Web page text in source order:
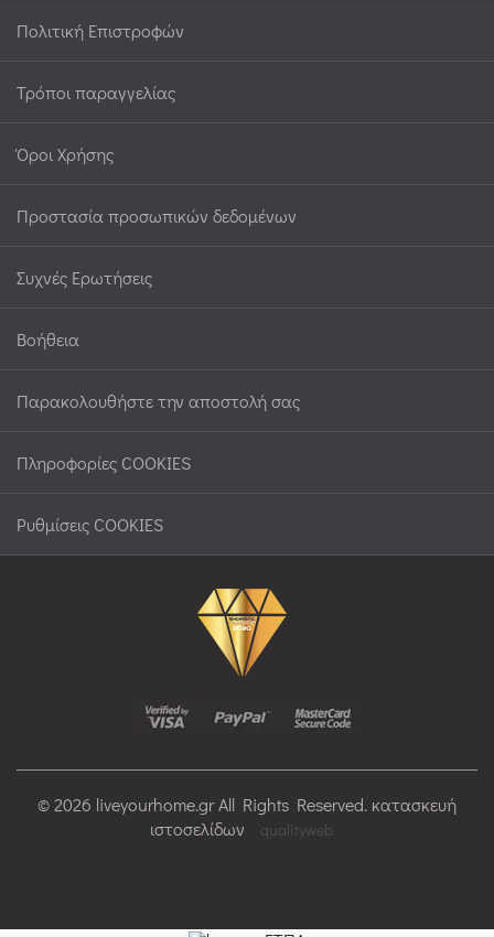
Πολιτική Επιστροφών
Τρόποι παραγγελίας
Όροι Χρήσης
Προστασία προσωπικών δεδομένων
Συχνές Ερωτήσεις
Βοήθεια
Παρακολουθήστε την αποστολή σας
Πληροφορίες COOKIES
Ρυθμίσεις COOKIES
© 2026 liveyourhome.gr All Rights Reserved. κατασκευή
ιστοσελίδων
qualityweb